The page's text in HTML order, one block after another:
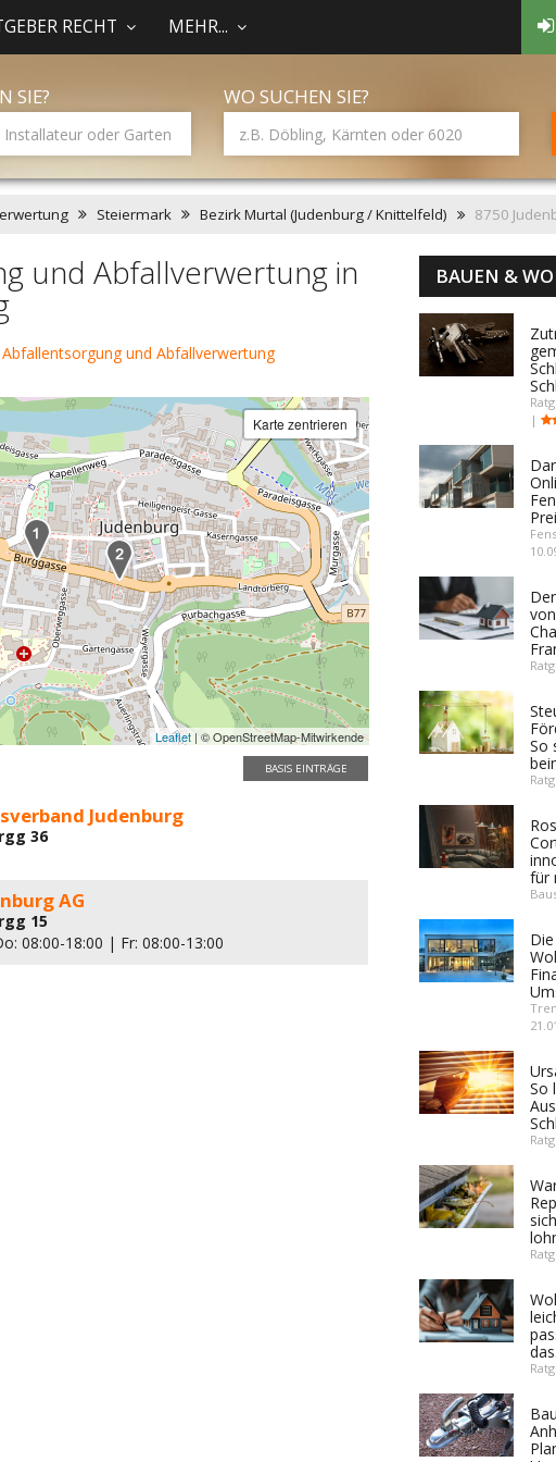
RECHT MEHR...
SIE? WO SUCHEN SIE?
Steiermark Bezirk Murtal (Judenburg / Knittelfeld) 8750
und Abfallverwertung in
und Abfallverwertung
Karte zentrieren
Leaflet| © OpenStreetMap-Mitwirkende
BASIS EINTRÄGE
Judenburg
36
AG
15
08:00-18:00 | Fr: 08:00-13:00
BAUEN &
|
So
für
So